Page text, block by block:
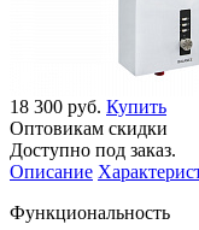
18 300 руб. Купить
Оптовикам скидки
Доступно под заказ.
Описание
Функциональность